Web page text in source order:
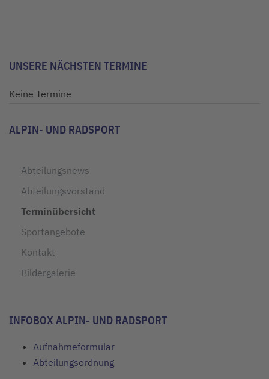
UNSERE NÄCHSTEN TERMINE
Keine Termine
ALPIN- UND RADSPORT
Abteilungsnews
Abteilungsvorstand
Terminübersicht
Sportangebote
Kontakt
Bildergalerie
INFOBOX ALPIN- UND RADSPORT
Aufnahmeformular
Abteilungsordnung